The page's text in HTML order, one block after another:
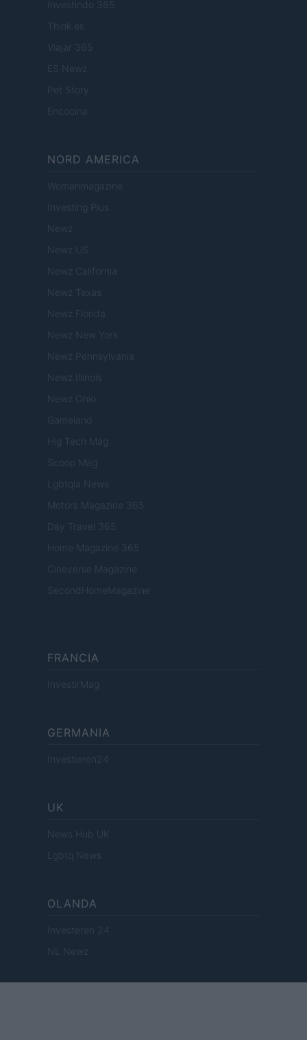
Investindo 365
Think.es
Viajar 365
ES Newz
Pet Story
Encocina
NORD AMERICA
Womanmagazine
Investing Plus
Newz
Newz US
Newz California
Newz Texas
Newz Florida
Newz New York
Newz Pennsylvania
Newz Illinois
Newz Ohio
Gameland
Hig Tech Mag
Scoop Mag
Lgbtqia News
Motors Magazine 365
Day Travel 365
Home Magazine 365
Cineverse Magazine
SecondHomeMagazine
FRANCIA
InvestirMag
GERMANIA
Investieren24
UK
News Hub UK
Lgbtq News
OLANDA
Investeren 24
NL Newz